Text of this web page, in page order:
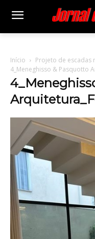
Início
Projeto de escadas
4_Meneghisso & Pasquotto